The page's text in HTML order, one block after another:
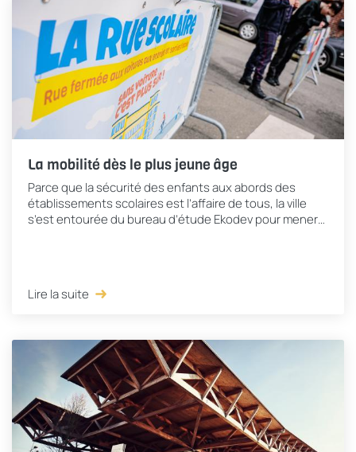
La mobilité dès le plus jeune âge
Parce que la sécurité des enfants aux abords des
établissements scolaires est l’affaire de tous, la ville
s’est entourée du bureau d’étude Ekodev pour mener
Lire la suite